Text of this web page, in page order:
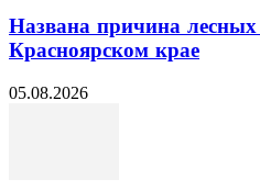
Названа причина
Красноярском крае
05.08.2026